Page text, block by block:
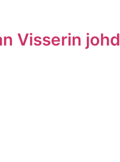
Visserin